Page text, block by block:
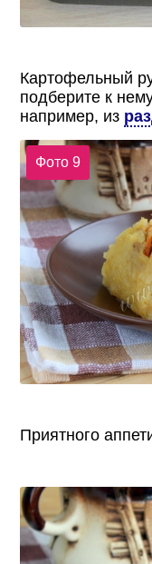
Картофельный
подберите к
например, из
Фото 9
Приятного